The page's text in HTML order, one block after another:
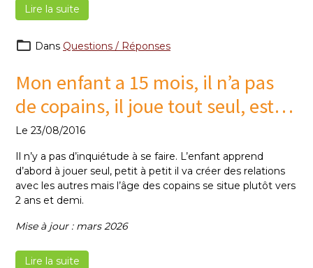
Lire la suite
Dans Questions / Réponses
Mon enfant a 15 mois, il n’a pas
de copains, il joue tout seul, est-ce
normal ?
Le 23/08/2016
Il n’y a pas d’inquiétude à se faire. L’enfant apprend
d’abord à jouer seul, petit à petit il va créer des relations
avec les autres mais l’âge des copains se situe plutôt vers
2 ans et demi.
Mise à jour : mars 2026
Lire la suite